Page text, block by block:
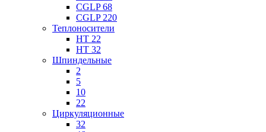
CGLP 68
CGLP 220
Теплоносители
HT 22
HT 32
Шпиндельные
2
5
10
22
Циркуляционные
32